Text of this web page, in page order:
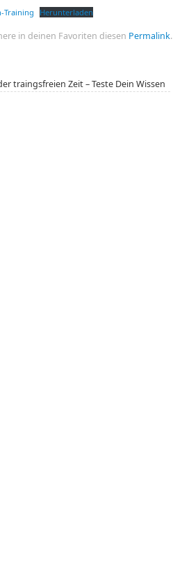
Training Herunterladen
in deinen Favoriten diesen Permalink.
traingsfreien Zeit – Teste Dein Wissen